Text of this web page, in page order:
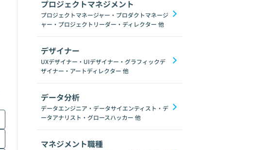
プロジェクトマネジメント
プロジェクトマネージャー・プロダクトマネージ
ャー・プロジェクトリーダー・ディレクター 他
デザイナー
UXデザイナー・UIデザイナー・グラフィックデ
ザイナー・アートディレクター 他
データ分析
データエンジニア・データサイエンティスト・デ
ータアナリスト・グロースハッカー 他
マネジメント職種